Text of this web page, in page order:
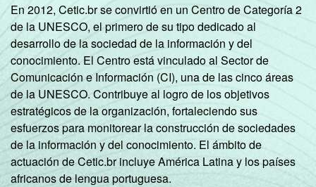
En 2012, Cetic.br se convirtió en un Centro de Categoría 2
de la UNESCO, el primero de su tipo dedicado al
desarrollo de la sociedad de la información y del
conocimiento. El Centro está vinculado al Sector de
Comunicación e Información (CI), una de las cinco áreas
de la UNESCO. Contribuye al logro de los objetivos
estratégicos de la organización, fortaleciendo sus
esfuerzos para monitorear la construcción de sociedades
de la información y del conocimiento. El ámbito de
actuación de Cetic.br incluye América Latina y los países
africanos de lengua portuguesa.